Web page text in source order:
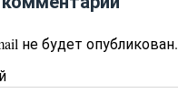
не будет опубликован.